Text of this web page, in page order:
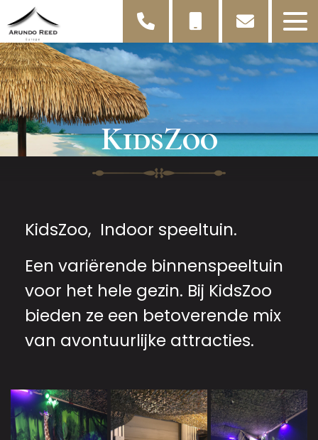
KidsZoo
KidsZoo, Indoor speeltuin.
Een variërende binnenspeeltuin
voor het hele gezin. Bij KidsZoo
bieden ze een betoverende mix
van avontuurlijke attracties.